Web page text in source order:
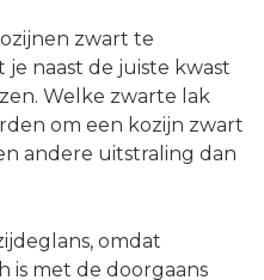
zwart te
naast de juiste kwast
Welke zwarte lak
om een kozijn zwart
andere uitstraling dan
omdat
is met de doorgaans